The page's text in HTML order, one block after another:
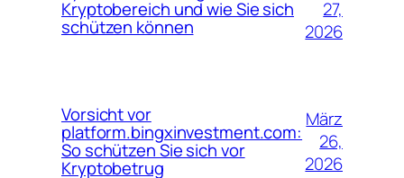
Kryptobereich und wie Sie sich
schützen können
27,
2026
Vorsicht vor
platform.bingxinvestment.com:
So schützen Sie sich vor
Kryptobetrug
März
26,
2026